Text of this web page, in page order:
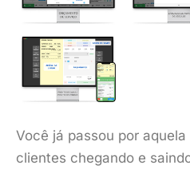
Você já passou por
clientes chegando e